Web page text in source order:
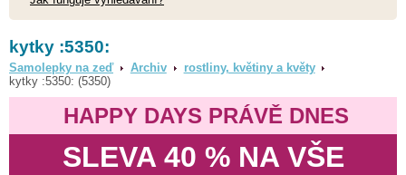
kytky :5350:
Samolepky na zeď Archiv
rostliny, květiny a květy
kytky :5350: (5350)
HAPPY DAYS PRÁVĚ DNES
SLEVA 40 % NA VŠE